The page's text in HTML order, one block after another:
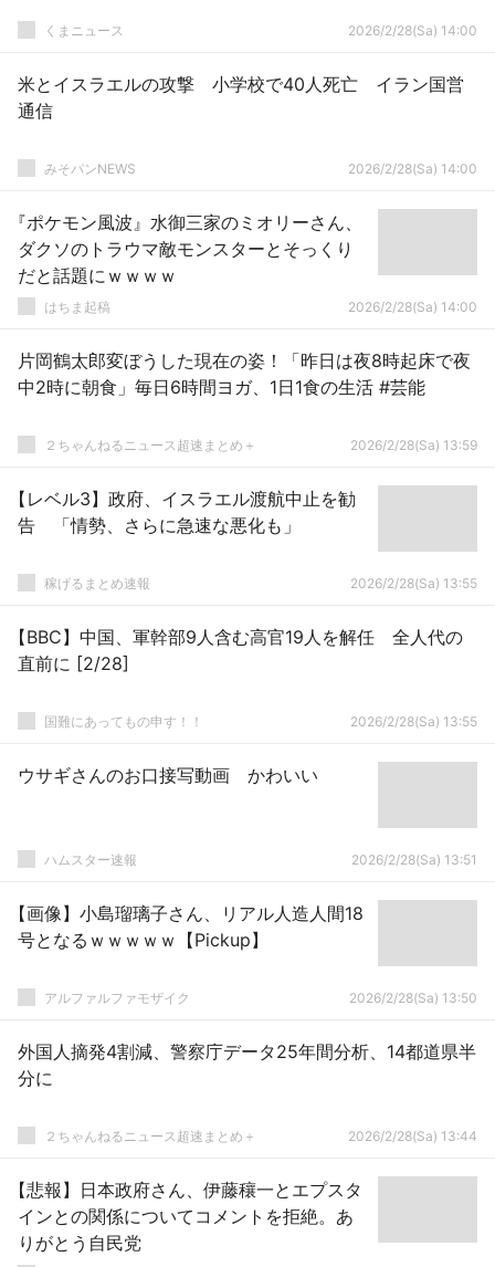
くまニュース 2026/2/28(Sa) 14:00
米とイスラエルの攻撃 小学校で40人死亡 イラン国営
通信
みそパンNEWS 2026/2/28(Sa) 14:00
『ポケモン風波』水御三家のミオリーさん、
ダクソのトラウマ敵モンスターとそっくり
だと話題にｗｗｗｗ
はちま起稿 2026/2/28(Sa) 14:00
片岡鶴太郎変ぼうした現在の姿！「昨日は夜8時起床で夜
中2時に朝食」毎日6時間ヨガ、1日1食の生活 #芸能
２ちゃんねるニュース超速まとめ＋ 2026/2/28(Sa) 13:59
【レベル3】政府、イスラエル渡航中止を勧
告 「情勢、さらに急速な悪化も」
稼げるまとめ速報 2026/2/28(Sa) 13:55
【BBC】中国、軍幹部9人含む高官19人を解任 全人代の
直前に [2/28]
国難にあってもの申す！！ 2026/2/28(Sa) 13:55
ウサギさんのお口接写動画 かわいい
ハムスター速報 2026/2/28(Sa) 13:51
【画像】小島瑠璃子さん、リアル人造人間18
号となるｗｗｗｗｗ【Pickup】
アルファルファモザイク 2026/2/28(Sa) 13:50
外国人摘発4割減、警察庁データ25年間分析、14都道県半
分に
２ちゃんねるニュース超速まとめ＋ 2026/2/28(Sa) 13:44
【悲報】日本政府さん、伊藤穰一とエプスタ
インとの関係についてコメントを拒絶。あ
りがとう自民党